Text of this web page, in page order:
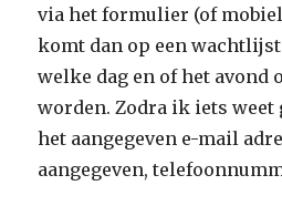
via het formulier (of
komt dan op een
welke dag en of het avond
worden. Zodra ik iets weet
het aangegeven e-mail
aangegeven,